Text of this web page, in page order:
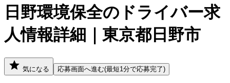
日野環境保全のドライバー求
人情報詳細｜東京都日野市
気になる 応募画面へ進む(最短1分で応募完了)